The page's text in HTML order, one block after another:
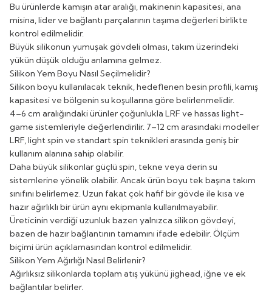
Bu ürünlerde kamışın atar aralığı, makinenin kapasitesi, ana
misina, lider ve bağlantı parçalarının taşıma değerleri birlikte
kontrol edilmelidir.
Büyük silikonun yumuşak gövdeli olması, takım üzerindeki
yükün düşük olduğu anlamına gelmez.
Silikon Yem Boyu Nasıl Seçilmelidir?
Silikon boyu kullanılacak teknik, hedeflenen besin profili, kamış
kapasitesi ve bölgenin su koşullarına göre belirlenmelidir.
4–6 cm aralığındaki ürünler çoğunlukla LRF ve hassas light-
game sistemleriyle değerlendirilir. 7–12 cm arasındaki modeller
LRF, light spin ve standart spin teknikleri arasında geniş bir
kullanım alanına sahip olabilir.
Daha büyük silikonlar güçlü spin, tekne veya derin su
sistemlerine yönelik olabilir. Ancak ürün boyu tek başına takım
sınıfını belirlemez. Uzun fakat çok hafif bir gövde ile kısa ve
hazır ağırlıklı bir ürün aynı ekipmanla kullanılmayabilir.
Üreticinin verdiği uzunluk bazen yalnızca silikon gövdeyi,
bazen de hazır bağlantının tamamını ifade edebilir. Ölçüm
biçimi ürün açıklamasından kontrol edilmelidir.
Silikon Yem Ağırlığı Nasıl Belirlenir?
Ağırlıksız silikonlarda toplam atış yükünü jighead, iğne ve ek
bağlantılar belirler.